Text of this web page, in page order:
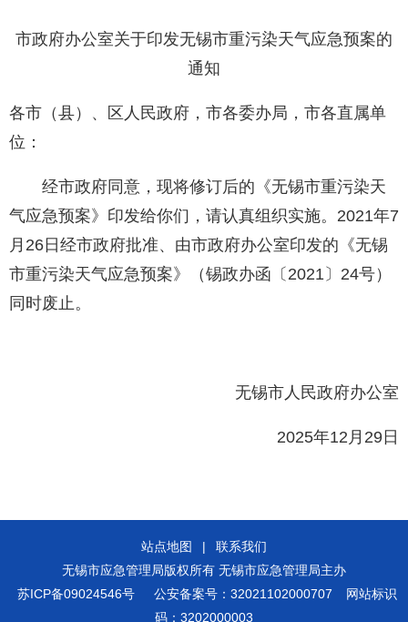
市政府办公室关于印发无锡市重污染天气应急预案的
通知
各市（县）、区人民政府，市各委办局，市各直属单
位：
经市政府同意，现将修订后的《无锡市重污染天
气应急预案》印发给你们，请认真组织实施。2021年7
月26日经市政府批准、由市政府办公室印发的《无锡
市重污染天气应急预案》（锡政办函〔2021〕24号）
同时废止。
无锡市人民政府办公室
2025年12月29日
站点地图 |
联系我们
无锡市应急管理局版权所有 无锡市应急管理局主办
苏ICP备09024546号
公安备案号：32021102000707
网站标识
码：3202000003